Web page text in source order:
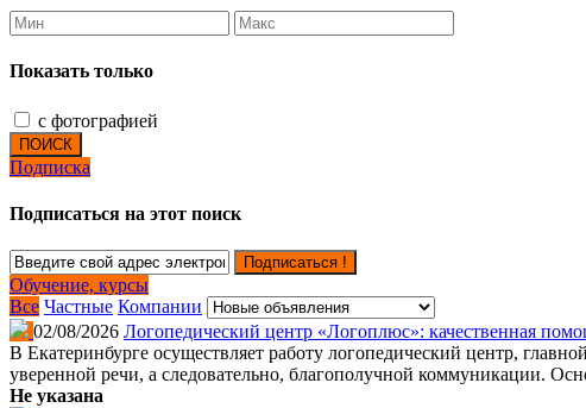
Показать только
с фотографией
ПОИСК
Подписка
Подписаться на этот поиск
Подписаться !
Обучение, курсы
Все Частные Компании
02/08/2026 Логопедический центр «Логоплюс»: качественная
В Екатеринбурге осуществляет работу логопедический центр,
уверенной речи, а следовательно, благополучной коммуникации.
Не указана